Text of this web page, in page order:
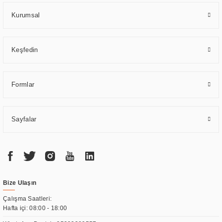
Kurumsal
Keşfedin
Formlar
Sayfalar
Bize Ulaşın
Çalışma Saatleri:
Hafta içi: 08:00 - 18:00